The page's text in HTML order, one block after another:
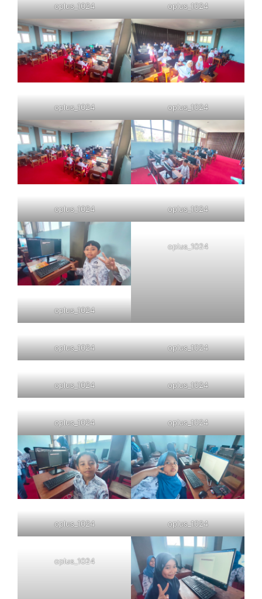
oplus_1024 oplus_1024
oplus_1024 oplus_1024
oplus_1024 oplus_1024
oplus_1024
oplus_1024
oplus_1024 oplus_1024
oplus_1024 oplus_1024
oplus_1024 oplus_1024
oplus_1024 oplus_1024
oplus_1024